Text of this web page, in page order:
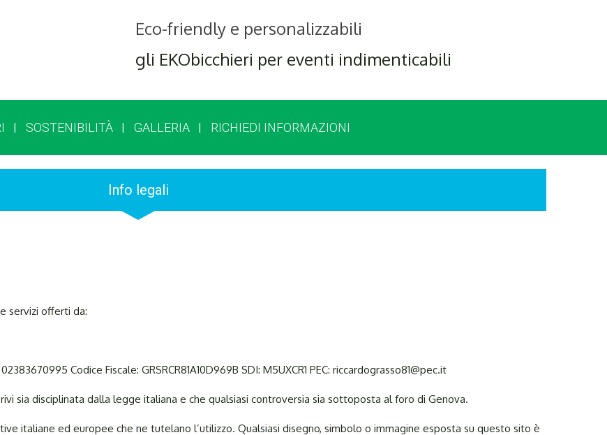
Eco-friendly e personalizzabili
gli EKObicchieri per eventi indimenticabili
SOSTENIBILITÀ GALLERIA RICHIEDI INFORMAZIONI
Info legali
servizi offerti da:
Codice Fiscale: GRSRCR81A10D969B SDI: M5UXCR1 PEC: riccardograsso81@pec.it
sia disciplinata dalla legge italiana e che qualsiasi controversia sia sottoposta al foro di Genova.
italiane ed europee che ne tutelano l’utilizzo. Qualsiasi disegno, simbolo o immagine esposta su questo sito è